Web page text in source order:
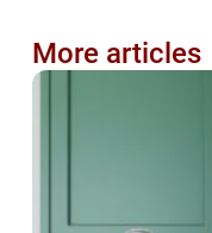
More articles